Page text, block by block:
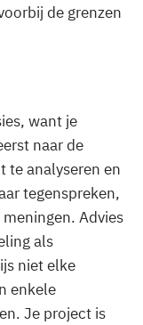
de grenzen
want je
naar de
te analyseren en
tegenspreken,
Advies
als
niet elke
enkele
Je project is